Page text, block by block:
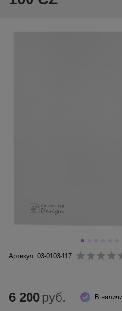
Артикул: 03-0103-117
В
6 200 руб.